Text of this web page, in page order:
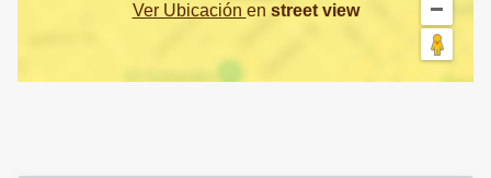
Ver Ubicación en street view